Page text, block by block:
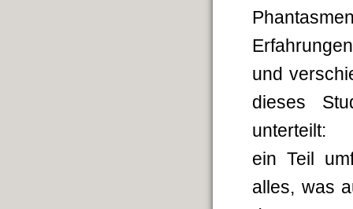
und
dieses
unterteilt:
ein Teil
alles, was